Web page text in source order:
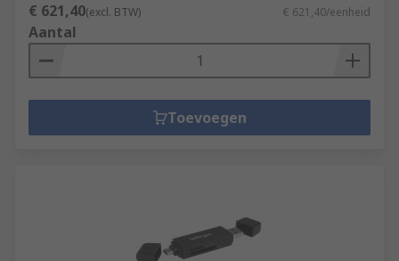
€ 621,40(excl. BTW) € 621,40/eenheid
Aantal
Toevoegen